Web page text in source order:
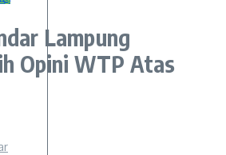
Lampung
Opini WTP Atas